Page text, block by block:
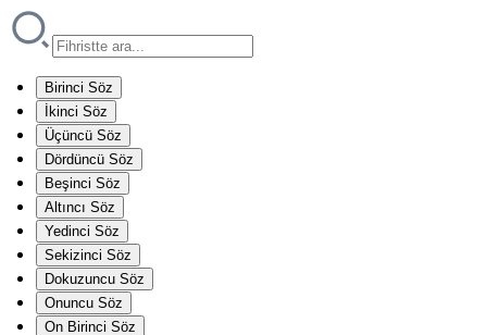
Birinci Söz
İkinci Söz
Üçüncü Söz
Dördüncü Söz
Beşinci Söz
Altıncı Söz
Yedinci Söz
Sekizinci Söz
Dokuzuncu Söz
Onuncu Söz
On Birinci Söz